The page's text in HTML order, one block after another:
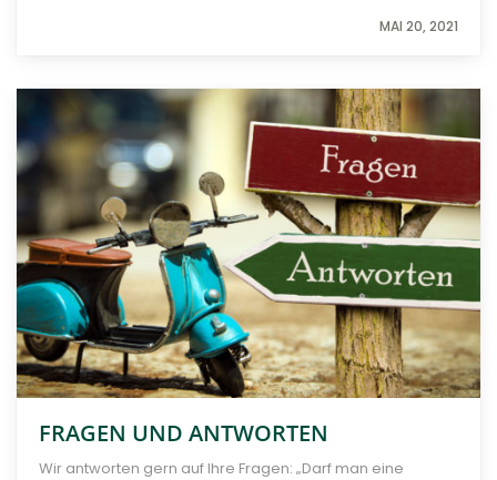
MAI 20, 2021
FRAGEN UND ANTWORTEN
Wir antworten gern auf Ihre Fragen: „Darf man eine